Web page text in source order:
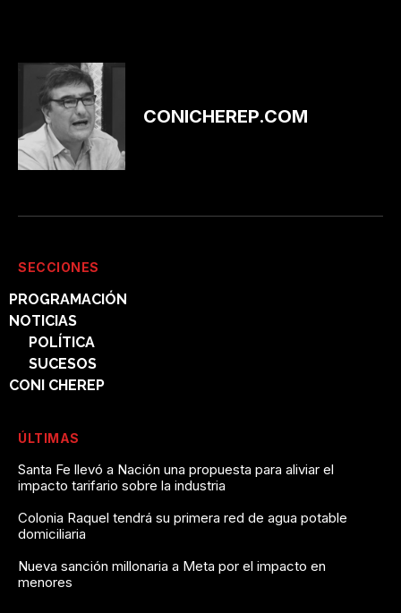
CONICHEREP.COM
SECCIONES
PROGRAMACIÓN
NOTICIAS
POLÍTICA
SUCESOS
CONI CHEREP
ÚLTIMAS
Santa Fe llevó a Nación una propuesta para aliviar el
impacto tarifario sobre la industria
Colonia Raquel tendrá su primera red de agua potable
domiciliaria
Nueva sanción millonaria a Meta por el impacto en
menores